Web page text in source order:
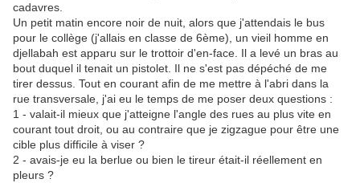
cadavres.
Un petit matin encore noir de nuit, alors que j'attendais le bus
pour le collège (j'allais en classe de 6ème), un vieil homme en
djellabah est apparu sur le trottoir d'en-face. Il a levé un bras au
bout duquel il tenait un pistolet. Il ne s'est pas dépéché de me
tirer dessus. Tout en courant afin de me mettre à l'abri dans la
rue transversale, j'ai eu le temps de me poser deux questions :
1 - valait-il mieux que j'atteigne l'angle des rues au plus vite en
courant tout droit, ou au contraire que je zigzague pour être une
cible plus difficile à viser ?
2 - avais-je eu la berlue ou bien le tireur était-il réellement en
pleurs ?